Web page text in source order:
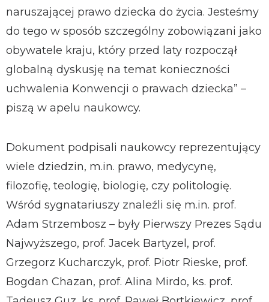
naruszającej prawo dziecka do życia. Jesteśmy
do tego w sposób szczególny zobowiązani jako
obywatele kraju, który przed laty rozpoczął
globalną dyskusję na temat konieczności
uchwalenia Konwencji o prawach dziecka” –
piszą w apelu naukowcy.
Dokument podpisali naukowcy reprezentujący
wiele dziedzin, m.in. prawo, medycynę,
filozofię, teologię, biologię, czy politologię.
Wśród sygnatariuszy znaleźli się m.in. prof.
Adam Strzembosz – były Pierwszy Prezes Sądu
Najwyższego, prof. Jacek Bartyzel, prof.
Grzegorz Kucharczyk, prof. Piotr Rieske, prof.
Bogdan Chazan, prof. Alina Mirdo, ks. prof.